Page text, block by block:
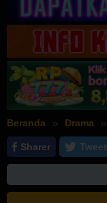
Beranda Drama
Sharer Tweet